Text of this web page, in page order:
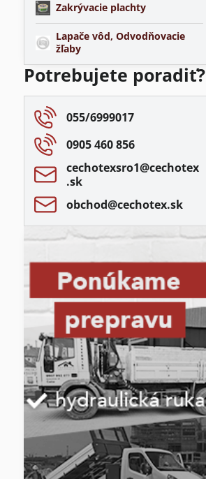
Zakrývacie plachty
Lapače vôd, Odvodňovacie
žľaby
Potrebujete poradiť?
055/6999017
0905 460 856
cechotexsro1​@cechotex​
.sk
obchod​@cechotex​.sk